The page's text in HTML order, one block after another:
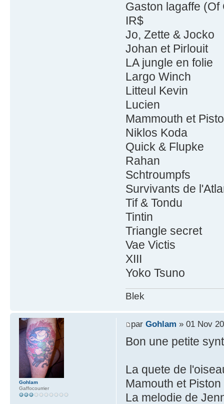
Gaston lagaffe
IR$
Jo, Zette & Jocko
Johan et Pirlouit
LA jungle en folie
Largo Winch
Litteul Kevin
Lucien
Mammouth et
Niklos Koda
Quick & Flupke
Rahan
Schtroumpfs
Survivants de
Tif & Tondu
Tintin
Triangle secret
Vae Victis
XIII
Yoko Tsuno
Blek
par Gohlam » 01 Nov
Bon une petite
La quete de
Mamouth et Piston
La melodie de
Gohlam
Gaffocourrier